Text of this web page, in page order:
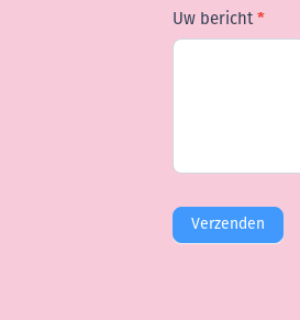
Uw bericht *
Verzenden